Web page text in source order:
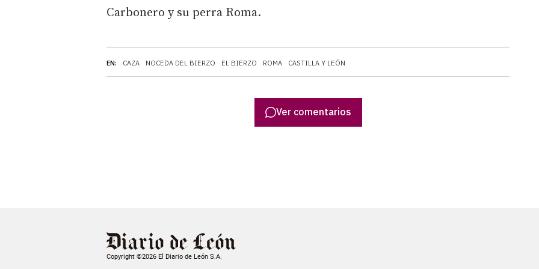
EN: CAZA NOCEDA DEL BIERZO EL BIERZO ROMA CASTILLA Y LEÓN
Carbonero y su perra Roma.
Ver comentarios
Copyright ©2026 El Diario de León S.A.